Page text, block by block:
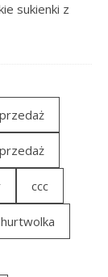
sukienki z
ccc